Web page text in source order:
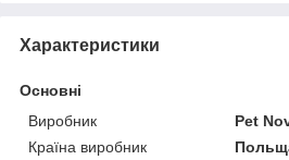
Характеристики
Основні
Виробник
Pet
Країна виробник